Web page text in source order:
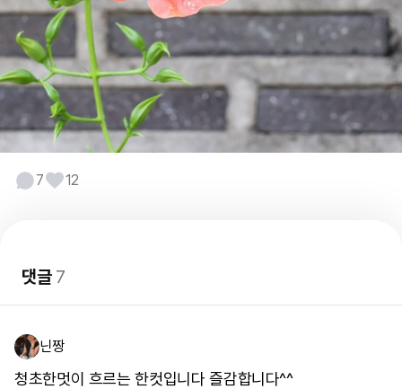
7 12
댓글7
닌짱
청초한멋이 흐르는 한컷입니다 즐감합니다^^